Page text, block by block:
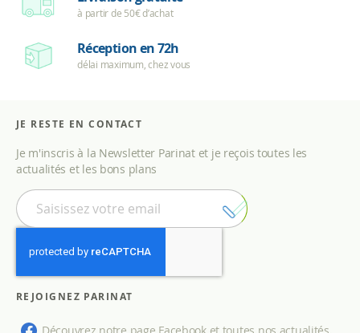
à partir de 50€ d’achat
Réception en 72h
délai maximum, chez vous
JE RESTE EN CONTACT
Je m'inscris à la Newsletter Parinat et je reçois toutes les
actualités et les bons plans
I
n
s
i
p
REJOIGNEZ PARINAT